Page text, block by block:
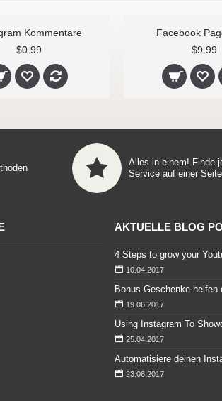
Instagram Kommentare
Alles in einem! Finde
Service auf einer
AKTUELLE BLOG
4 Steps to grow your
10.04.2017
19.06.2017
25.04.2017
23.06.2017